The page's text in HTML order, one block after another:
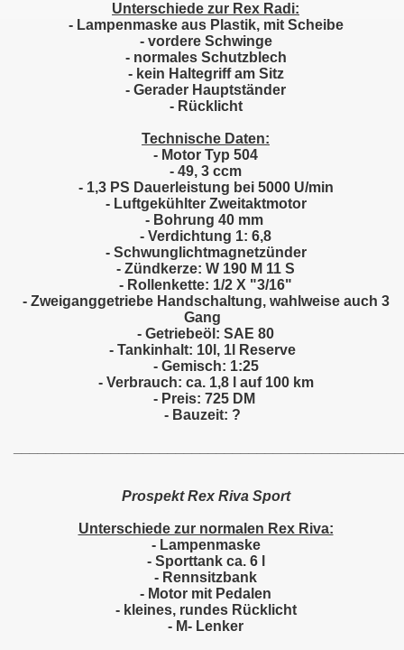
Unterschiede zur Rex Radi:
- Lampenmaske aus Plastik, mit Scheibe
- vordere Schwinge
- normales Schutzblech
- kein Haltegriff am Sitz
- Gerader Hauptständer
- Rücklicht
Technische Daten:
- Motor Typ 504
- 49, 3 ccm
- 1,3 PS Dauerleistung bei 5000 U/min
- Luftgekühlter Zweitaktmotor
- Bohrung 40 mm
- Verdichtung 1: 6,8
- Schwunglichtmagnetzünder
- Zündkerze: W 190 M 11 S
- Rollenkette: 1/2 X "3/16"
- Zweiganggetriebe Handschaltung, wahlweise auch 3
Gang
- Getriebeöl: SAE 80
- Tankinhalt: 10l, 1l Reserve
- Gemisch: 1:25
- Verbrauch: ca. 1,8 l auf 100 km
- Preis: 725 DM
- Bauzeit: ?
Prospekt Rex Riva Sport
Unterschiede zur normalen Rex Riva:
- Lampenmaske
- Sporttank ca. 6 l
- Rennsitzbank
- Motor mit Pedalen
- kleines, rundes Rücklicht
- M- Lenker